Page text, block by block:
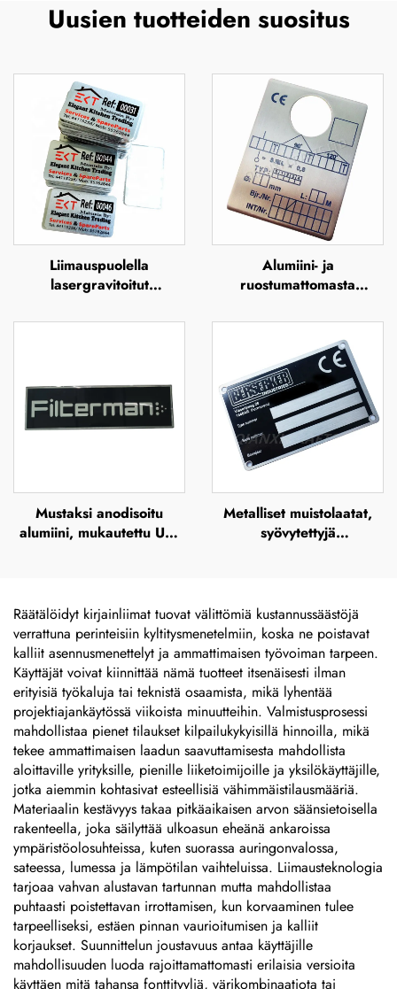
Uusien tuotteiden suositus
Liimauspuolella
lasergravitoitut
Alumiini- ja
ruostumattomasta
gravitoitavat, UV-
tulosteella varustetut,
silkkipainokseen ja
offsetpainokseen
soveltuvat
metallinimikilvet sekä
korostettu metallilevy
Mustaksi anodisoitu
alumiini, mukautettu UV-
metallilogon levy
Metalliset muistolaatat,
syövytettyjä
ruostumattomasta
teräksestä graavattuja
logoja sisältäviä nimikilviä
Räätälöidyt kirjainliimat tuovat välittömiä kustannussäästöjä
verrattuna perinteisiin kyltitysmenetelmiin, koska ne poistavat
kalliit asennusmenettelyt ja ammattimaisen työvoiman tarpeen.
Käyttäjät voivat kiinnittää nämä tuotteet itsenäisesti ilman
erityisiä työkaluja tai teknistä osaamista, mikä lyhentää
projektiajankäytössä viikoista minuutteihin. Valmistusprosessi
mahdollistaa pienet tilaukset kilpailukykyisillä hinnoilla, mikä
tekee ammattimaisen laadun saavuttamisesta mahdollista
aloittaville yrityksille, pienille liiketoimijoille ja yksilökäyttäjille,
jotka aiemmin kohtasivat esteellisiä vähimmäistilausmääriä.
Materiaalin kestävyys takaa pitkäaikaisen arvon säänsietoisella
rakenteella, joka säilyttää ulkoasun eheänä ankaroissa
ympäristöolosuhteissa, kuten suorassa auringonvalossa,
sateessa, lumessa ja lämpötilan vaihteluissa. Liimausteknologia
tarjoaa vahvan alustavan tartunnan mutta mahdollistaa
puhtaasti poistettavan irrottamisen, kun korvaaminen tulee
tarpeelliseksi, estäen pinnan vaurioitumisen ja kalliit
korjaukset. Suunnittelun joustavuus antaa käyttäjille
mahdollisuuden luoda rajoittamattomasti erilaisia versioita
käyttäen mitä tahansa fonttityyliä, värikombinaatiota tai